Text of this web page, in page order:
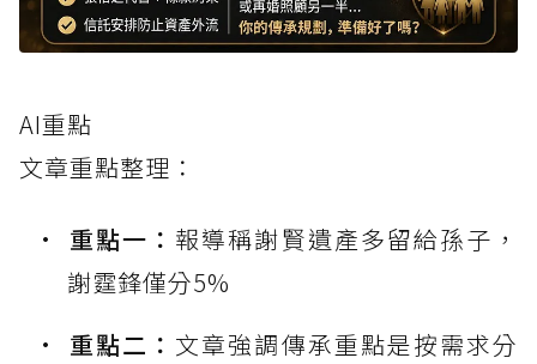
AI重點
文章重點整理：
重點一： 報導稱謝賢遺產多留給孫子，
謝霆鋒僅分5%
重點二： 文章強調傳承重點是按需求分